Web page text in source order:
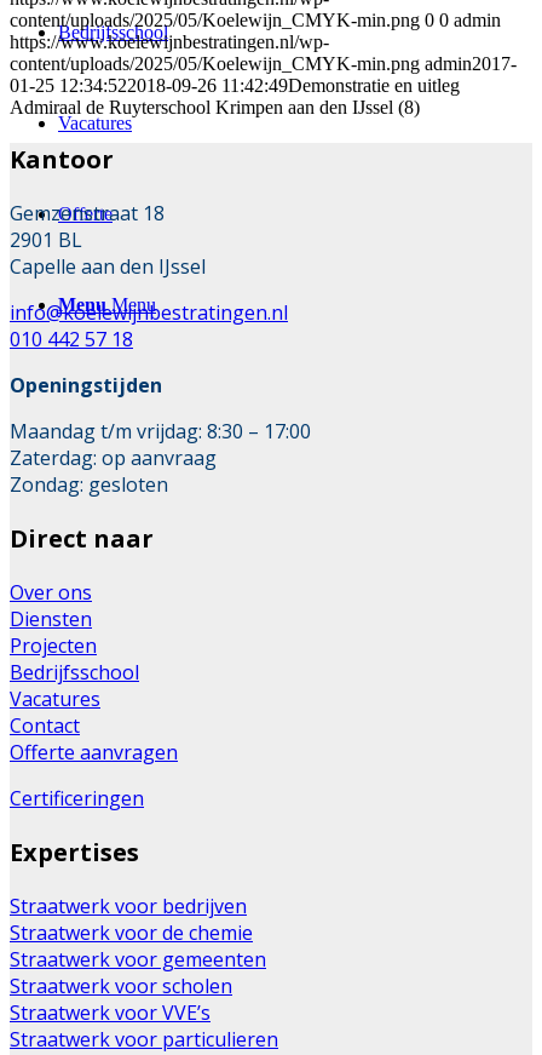
Bedrijfsschool
Vacatures
Offerte
Menu Menu
content/uploads/2025/05/Koelewijn_CMYK-min.png 0 0 admin
https://www.koelewijnbestratingen.nl/wp-
content/uploads/2025/05/Koelewijn_CMYK-min.png admin2017-
01-25 12:34:522018-09-26 11:42:49Demonstratie en uitleg
Admiraal de Ruyterschool Krimpen aan den IJssel (8)
Kantoor
Gemzenstraat 18
2901 BL
Capelle aan den IJssel
info@koelewijnbestratingen.nl
010 442 57 18
Openingstijden
Maandag t/m vrijdag: 8:30 – 17:00
Zaterdag: op aanvraag
Zondag: gesloten
Direct naar
Over ons
Diensten
Projecten
Bedrijfsschool
Vacatures
Contact
Offerte aanvragen
Certificeringen
Expertises
Straatwerk voor bedrijven
Straatwerk voor de chemie
Straatwerk voor gemeenten
Straatwerk voor scholen
Straatwerk voor VVE’s
Straatwerk voor particulieren